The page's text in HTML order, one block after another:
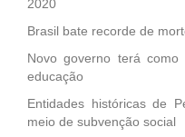
2020
Brasil bate recorde de
Novo governo terá
educação
Entidades históricas de
meio de subvenção social